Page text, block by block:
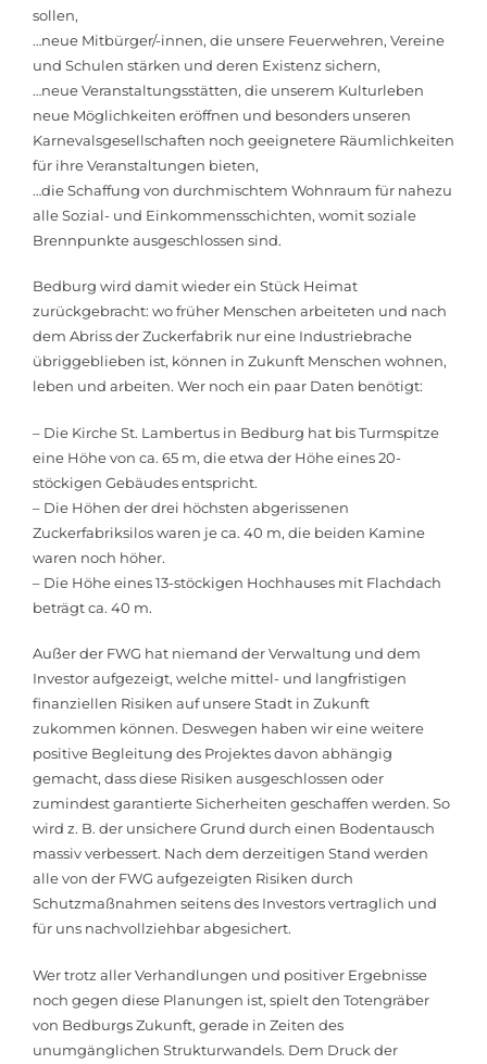
sollen,
…neue Mitbürger/-innen, die unsere Feuerwehren, Vereine
und Schulen stärken und deren Existenz sichern,
…neue Veranstaltungsstätten, die unserem Kulturleben
neue Möglichkeiten eröffnen und besonders unseren
Karnevalsgesellschaften noch geeignetere Räumlichkeiten
für ihre Veranstaltungen bieten,
…die Schaffung von durchmischtem Wohnraum für nahezu
alle Sozial- und Einkommensschichten, womit soziale
Brennpunkte ausgeschlossen sind.
Bedburg wird damit wieder ein Stück Heimat
zurückgebracht: wo früher Menschen arbeiteten und nach
dem Abriss der Zuckerfabrik nur eine Industriebrache
übriggeblieben ist, können in Zukunft Menschen wohnen,
leben und arbeiten. Wer noch ein paar Daten benötigt:
– Die Kirche St. Lambertus in Bedburg hat bis Turmspitze
eine Höhe von ca. 65 m, die etwa der Höhe eines 20-
stöckigen Gebäudes entspricht.
– Die Höhen der drei höchsten abgerissenen
Zuckerfabriksilos waren je ca. 40 m, die beiden Kamine
waren noch höher.
– Die Höhe eines 13-stöckigen Hochhauses mit Flachdach
beträgt ca. 40 m.
Außer der FWG hat niemand der Verwaltung und dem
Investor aufgezeigt, welche mittel- und langfristigen
finanziellen Risiken auf unsere Stadt in Zukunft
zukommen können. Deswegen haben wir eine weitere
positive Begleitung des Projektes davon abhängig
gemacht, dass diese Risiken ausgeschlossen oder
zumindest garantierte Sicherheiten geschaffen werden. So
wird z. B. der unsichere Grund durch einen Bodentausch
massiv verbessert. Nach dem derzeitigen Stand werden
alle von der FWG aufgezeigten Risiken durch
Schutzmaßnahmen seitens des Investors vertraglich und
für uns nachvollziehbar abgesichert.
Wer trotz aller Verhandlungen und positiver Ergebnisse
noch gegen diese Planungen ist, spielt den Totengräber
von Bedburgs Zukunft, gerade in Zeiten des
unumgänglichen Strukturwandels. Dem Druck der